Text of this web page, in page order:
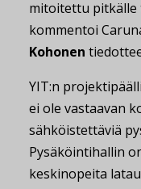
mitoitettu pitkälle
kommentoi
Kohonen
YIT:n
ei ole vastaavan
sähköistettäviä
Pysäköintihallin
keskinopeita